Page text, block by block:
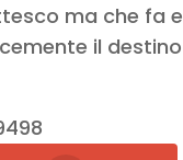
ma che fa
il